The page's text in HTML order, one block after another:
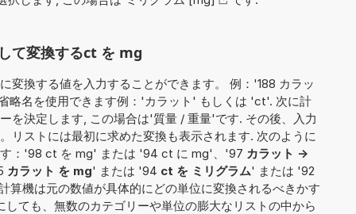
て変換するct を mg
変換する値を入力することができます。 例：'188 カラッ
略名を使用できます例：'カラット' もしくは 'ct'. 次に計
を決定します, この場合は'質量 / 重量'です. その後、入力
リストには最初に求めた変換も表示されます. 次のように
す：'98 ct を mg' または '94 ct に mg'、'97 カラット ->
カラット を mg' または '94 ct を ミリグラム' または '92
算機は元の数値が具体的にどの単位に変換されるべきかす
ても、無数のカテゴリーや単位の膨大なリストの中から